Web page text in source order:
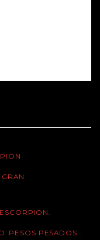
PESOS PESADOS .